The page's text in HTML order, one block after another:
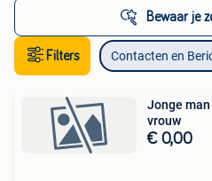
Bewaar je
Filters Contacten en
Jonge
vrouw
€ 0,00